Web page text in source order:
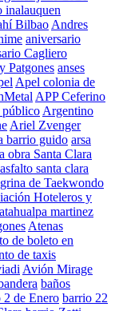
inalauquen
Bilbao Andres
aniversario
Cagliero
Patgones anses
Apel colonia de
APP Ceferino
público Argentino
Ariel Zvenger
barrio guido arsa
obra Santa Clara
asfalto santa clara
de Taekwondo
Hoteleros y
atahualpa martinez
Atenas
de boleto en
de taxis
Avión Mirage
baños
2 de Enero barrio 22